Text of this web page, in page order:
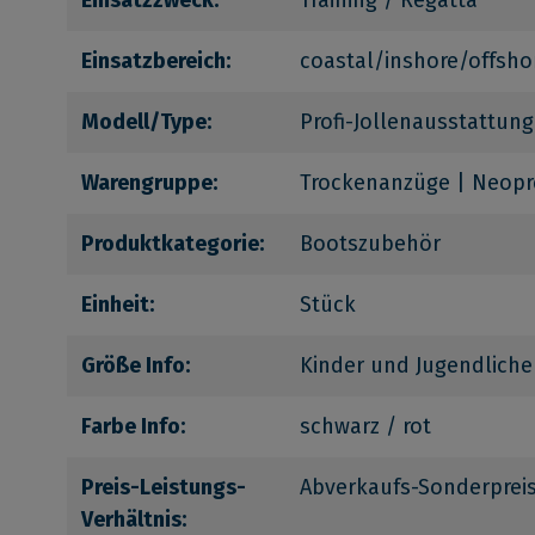
Einsatzbereich: coastal/inshore/
Modell/Type: Profi-Jollenausstattung
Warengruppe: Trockenanzüge |
Produktkategorie: Bootszubehör
Einheit: Stück
Größe Info: Kinder und Jugendliche
Farbe Info: schwarz / rot
Preis-Leistungs-
Verhältnis:
Abverkaufs-Sonderpreis